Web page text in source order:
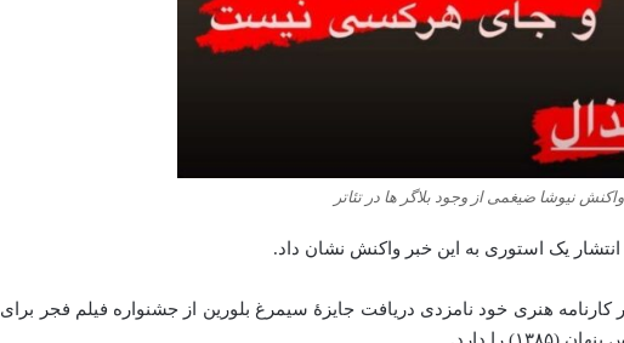
واکنش نیوشا ضیغمی از وجود بلاگر ها در تئاتر
انتشار یک استوری به این خبر واکنش نشان داد.
از سال ۱۳۸۲ آغاز کرد و در کارنامه هنری خود نامزدی دریافت جایزهٔ سیمرغ بلورین از جشنواره فیلم فجر برای